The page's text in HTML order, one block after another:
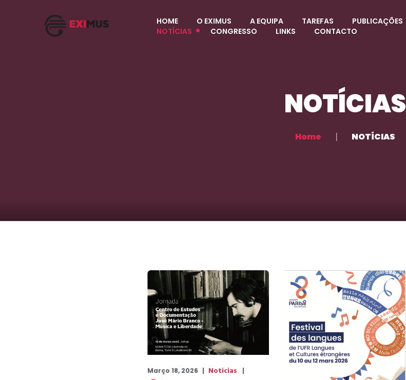
HOME O EXIMUS A EQUIPA TAREFAS PUBLICAÇÕES
NOTÍCIAS
CONGRESSO LINKS CONTACTO
NOTÍCIAS
Home NOTÍCIAS
Março 18, 2026 Noticias